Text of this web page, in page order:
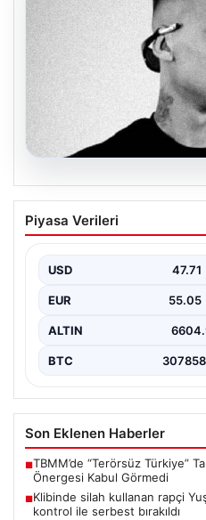
06.08.2026
Klibinde silah
Keskin ile 3 şüpheli
Piyasa Verileri
USD 47.71
EUR 55.05
ALTIN
BTC
Son Eklenen Haberler
■TBMM’de “Terörsüz Türkiye”
Önergesi Kabul Görmedi
■Klibinde silah kullanan rapçi
kontrol ile serbest bırakıldı